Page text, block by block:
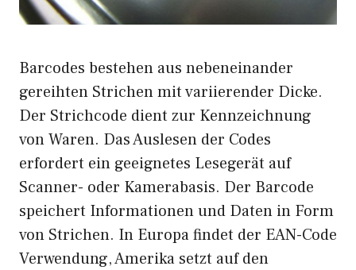
Barcodes bestehen aus nebeneinander
gereihten Strichen mit variierender Dicke.
Der Strichcode dient zur Kennzeichnung
von Waren. Das Auslesen der Codes
erfordert ein geeignetes Lesegerät auf
Scanner- oder Kamerabasis. Der Barcode
speichert Informationen und Daten in Form
von Strichen. In Europa findet der EAN-Code
Verwendung, Amerika setzt auf den